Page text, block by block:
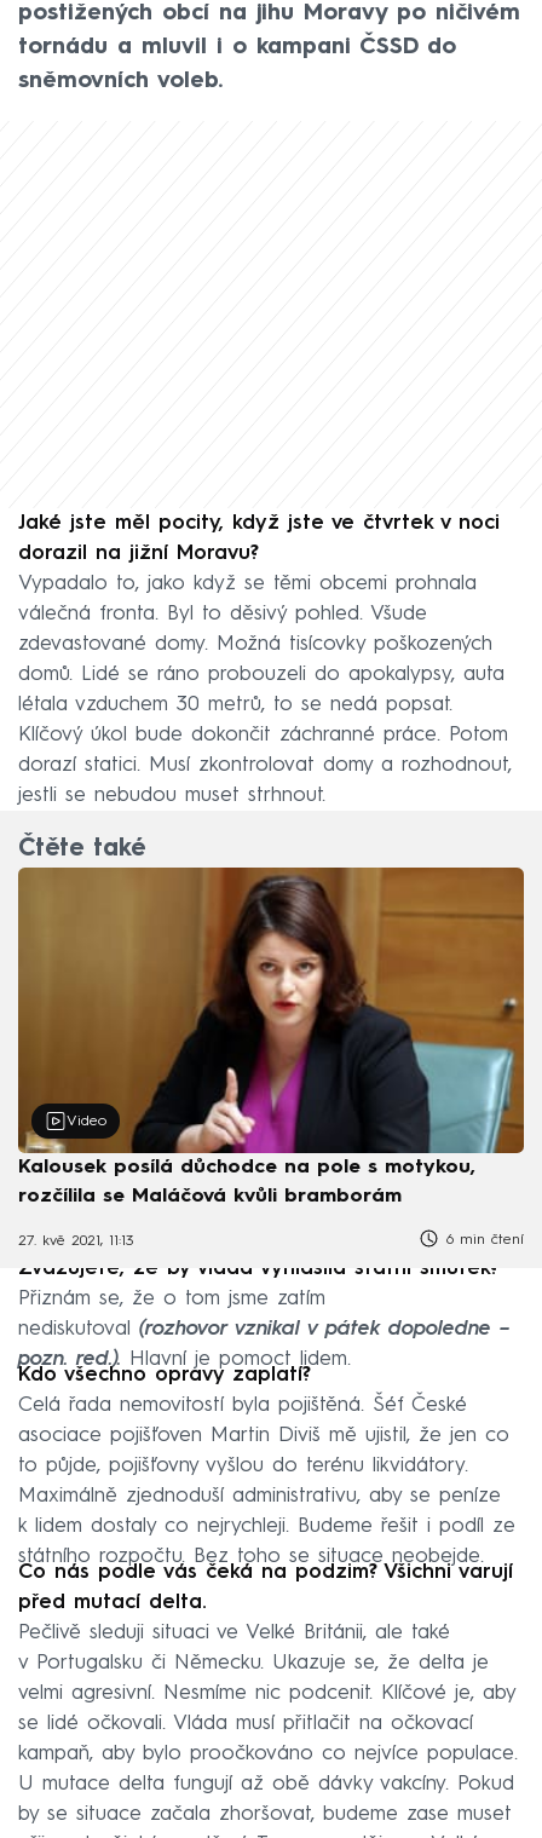
postižených obcí na jihu Moravy po ničivém
tornádu a mluvil i o kampani ČSSD do
sněmovních voleb.
Jaké jste měl pocity, když jste ve čtvrtek v noci
dorazil na jižní Moravu?
Vypadalo to, jako když se těmi obcemi prohnala
válečná fronta. Byl to děsivý pohled. Všude
zdevastované domy. Možná tisícovky poškozených
domů. Lidé se ráno probouzeli do apokalypsy, auta
létala vzduchem 30 metrů, to se nedá popsat.
Klíčový úkol bude dokončit záchranné práce. Potom
dorazí statici. Musí zkontrolovat domy a rozhodnout,
jestli se nebudou muset strhnout.
Čtěte také
Video
Kalousek posílá důchodce na pole s motykou,
rozčílila se Maláčová kvůli bramborám
27. kvě 2021, 11:13 6 min čtení
Zvažujete, že by vláda vyhlásila státní smutek?
Přiznám se, že o tom jsme zatím
nediskutoval
(rozhovor vznikal v pátek dopoledne –
pozn. red.). Hlavní je pomoct lidem.
Kdo všechno opravy zaplatí?
Celá řada nemovitostí byla pojištěná. Šéf České
asociace pojišťoven Martin Diviš mě ujistil, že jen co
to půjde, pojišťovny vyšlou do terénu likvidátory.
Maximálně zjednoduší administrativu, aby se peníze
k lidem dostaly co nejrychleji. Budeme řešit i podíl ze
státního rozpočtu. Bez toho se situace neobejde.
Co nás podle vás čeká na podzim? Všichni varují
před mutací delta.
Pečlivě sleduji situaci ve Velké Británii, ale také
v Portugalsku či Německu. Ukazuje se, že delta je
velmi agresivní. Nesmíme nic podcenit. Klíčové je, aby
se lidé očkovali. Vláda musí přitlačit na očkovací
kampaň, aby bylo proočkováno co nejvíce populace.
U mutace delta fungují až obě dávky vakcíny. Pokud
by se situace začala zhoršovat, budeme zase muset